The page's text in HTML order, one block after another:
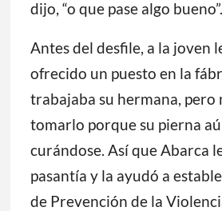
naturaleza. Pero entonces él
ella y le preguntó
qué quería.
“Sólo quiero algo de justicia
dijo, “o que pase algo bueno”.
Antes del desfile, a la joven
ofrecido un puesto en la